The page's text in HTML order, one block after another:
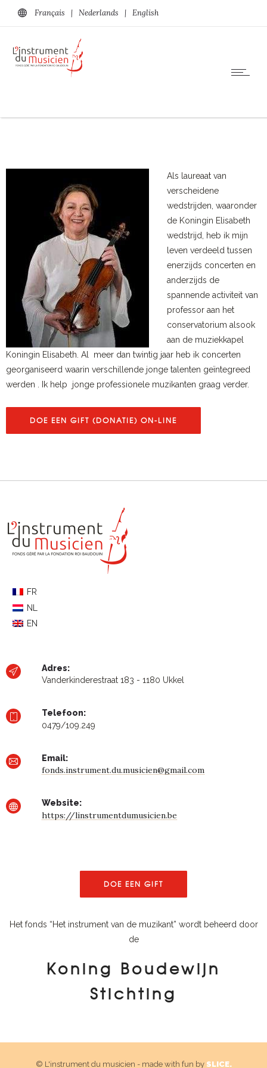
Français | Nederlands | English
Als laureaat van
verscheidene
wedstrijden, waaronder
de Koningin Elisabeth
wedstrijd, heb ik mijn
leven verdeeld tussen
enerzijds concerten en
anderzijds de
spannende activiteit van
professor aan het
conservatorium alsook
aan de muziekkapel
Koningin Elisabeth. Al meer dan twintig jaar heb ik concerten
georganiseerd waarin verschillende jonge talenten geïntegreed
werden . Ik help jonge professionele muzikanten graag verder.
DOE EEN GIFT (DONATIE) ON-LINE
FR
NL
EN
Adres:
Vanderkinderestraat 183 - 1180 Ukkel
Telefoon:
0479/109.249
Email:
fonds.instrument.du.musicien@gmail.com
Website:
https://linstrumentdumusicien.be
DOE EEN GIFT
Het fonds “Het instrument van de muzikant” wordt beheerd door
de
Koning Boudewijn
Stichting
© L'instrument du musicien - made with fun by SLICE.